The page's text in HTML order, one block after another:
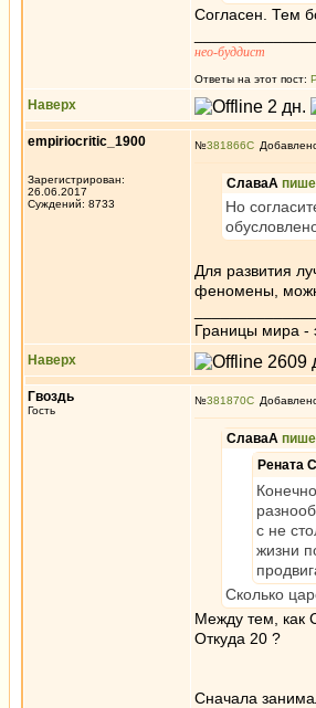
Согласен. Тем
нео-буддист
Ответы на этот пост:
Наверх
empiriocritic_1900
Зарегистрирован:
26.06.2017
Суждений: 8733
№381866
СлаваА
Но
Для развития
феномены,
Границы мира -
Наверх
Гвоздь
Гость
№381870
СлаваА
Рената
с не
жизни
Сколько
Между тем, как
Откуда 20 ?
Сначала